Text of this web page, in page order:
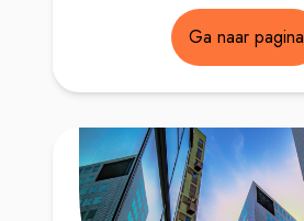
Ga naar pagina